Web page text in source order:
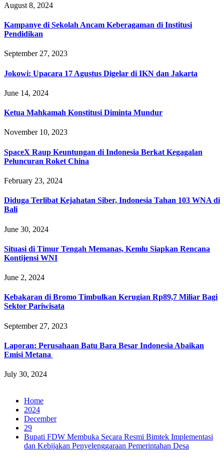
August 8, 2024
Kampanye di Sekolah Ancam Keberagaman di Institusi
Pendidikan
September 27, 2023
Jokowi: Upacara 17 Agustus Digelar di IKN dan Jakarta
June 14, 2024
Ketua Mahkamah Konstitusi Diminta Mundur
November 10, 2023
SpaceX Raup Keuntungan di Indonesia Berkat Kegagalan
Peluncuran Roket China
February 23, 2024
Diduga Terlibat Kejahatan Siber, Indonesia Tahan 103 WNA di
Bali
June 30, 2024
Situasi di Timur Tengah Memanas, Kemlu Siapkan Rencana
Kontijensi WNI
June 2, 2024
Kebakaran di Bromo Timbulkan Kerugian Rp89,7 Miliar Bagi
Sektor Pariwisata
September 27, 2023
Laporan: Perusahaan Batu Bara Besar Indonesia Abaikan
Emisi Metana
July 30, 2024
Home
2024
December
29
Bupati FDW Membuka Secara Resmi Bimtek Implementasi
dan Kebijakan Penyelenggaraan Pemerintahan Desa